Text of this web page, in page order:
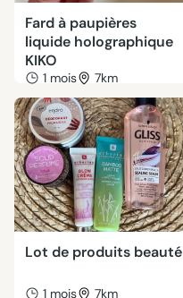
Fard à paupières
liquide holographique
KIKO
1 mois 7km
Lot de produits beauté
1 mois 7km